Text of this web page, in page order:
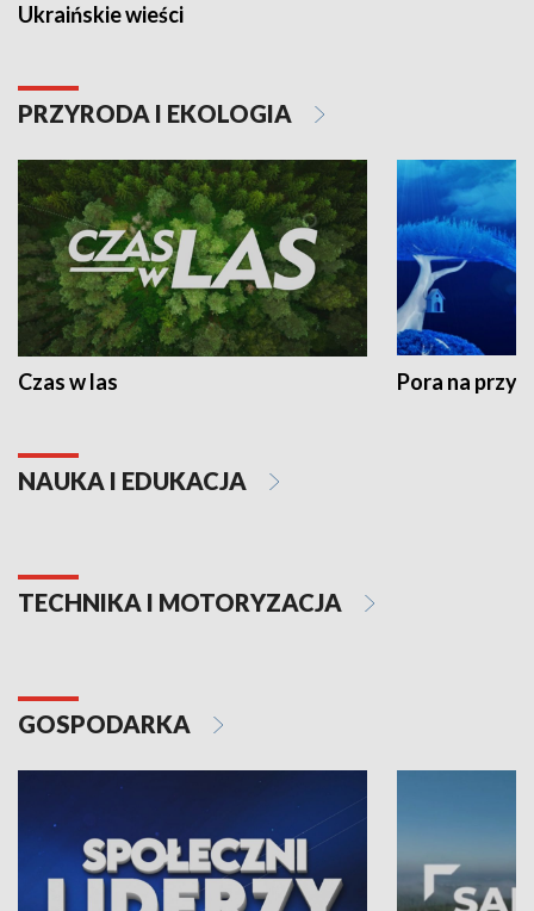
Ukraińskie wieści
PRZYRODA I EKOLOGIA
Czas w las Pora na
NAUKA I EDUKACJA
TECHNIKA I MOTORYZACJA
GOSPODARKA